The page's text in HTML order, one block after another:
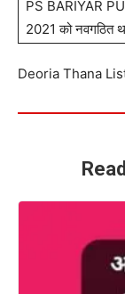
PS BARIYAR
2021 को नवगठित
Deoria Thana